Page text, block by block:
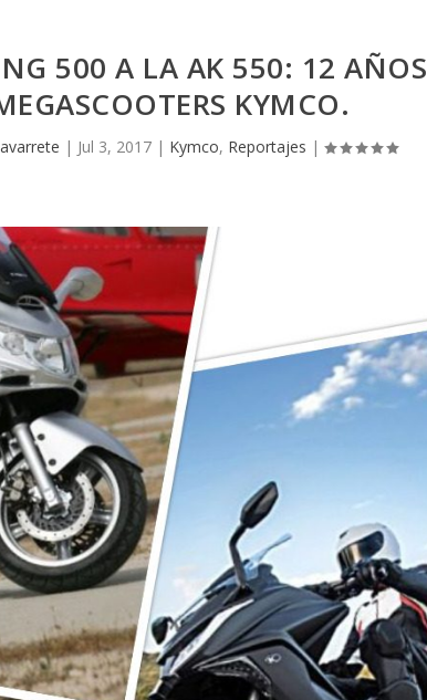
500 A LA AK 550: 12
KYMCO.
| Jul 3, 2017 | Kymco, Reportajes |